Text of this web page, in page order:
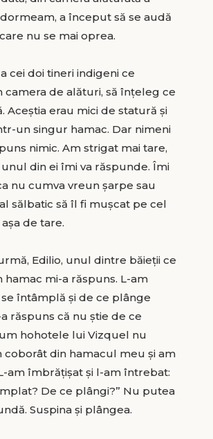
a început să se audă
nu se mai oprea.
cei doi tineri indigeni ce
camera de alături, să înțeleg ce
Aceștia erau mici de statură și
un singur hamac. Dar nimeni
nimic. Am strigat mai tare,
din ei îmi va răspunde. Îmi
nu cumva vreun șarpe sau
sălbatic să îl fi mușcat pe cel
de tare.
Edilio, unul dintre băieții ce
mi-a răspuns. L-am
întâmplă și de ce plânge
răspuns că nu știe de ce
hohotele lui Vizquel nu
coborât din hamacul meu și am
am îmbrățișat și l-am întrebat:
De ce plângi?” Nu putea
Suspina și plângea.